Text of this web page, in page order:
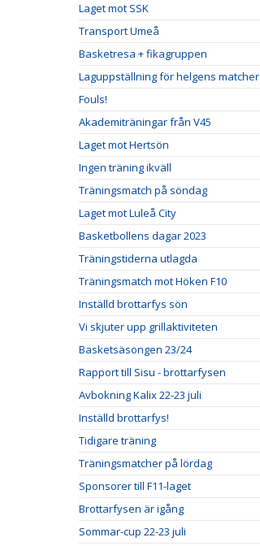
Laget mot SSK
Transport Umeå
Basketresa + fikagruppen
Laguppställning för helgens matcher
Fouls!
Akademiträningar från V45
Laget mot Hertsön
Ingen träning ikväll
Träningsmatch på söndag
Laget mot Luleå City
Basketbollens dagar 2023
Träningstiderna utlagda
Träningsmatch mot Höken F10
Inställd brottarfys sön
Vi skjuter upp grillaktiviteten
Basketsäsongen 23/24
Rapport till Sisu - brottarfysen
Avbokning Kalix 22-23 juli
Inställd brottarfys!
Tidigare träning
Träningsmatcher på lördag
Sponsorer till F11-laget
Brottarfysen är igång
Sommar-cup 22-23 juli